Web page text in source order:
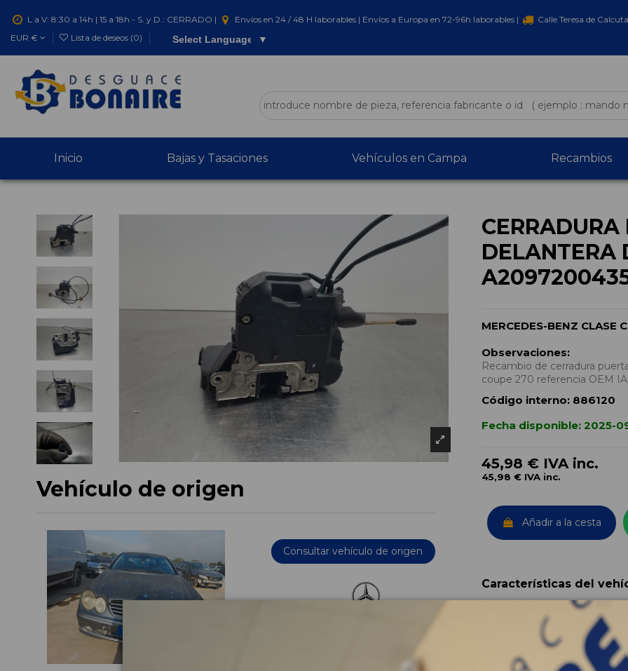
L a V: 8:30 a 14h | 15 a 18h - S. y D.: CERRADO | Envíos en 24 / 48 H laborables | Envíos a Europa en 72-96h laborables |
Calle Teresa de
EUR €
Lista de deseos (0) Select Language ▼
Inicio Bajas y Tasaciones Vehículos en Campa Recambios
Vehículo de origen
Consultar vehículo de origen
CERRADURA
DELANTERA
MERCEDES-BENZ CLASE
Observaciones:
Recambio de cerradura
coupe 270 referencia OEM
Código interno: 886120
Fecha disponible: 2025-
45,98 € IVA inc.
45,98 € IVA inc.
Añadir a la cesta
Características del
Año fabricación
Código motor